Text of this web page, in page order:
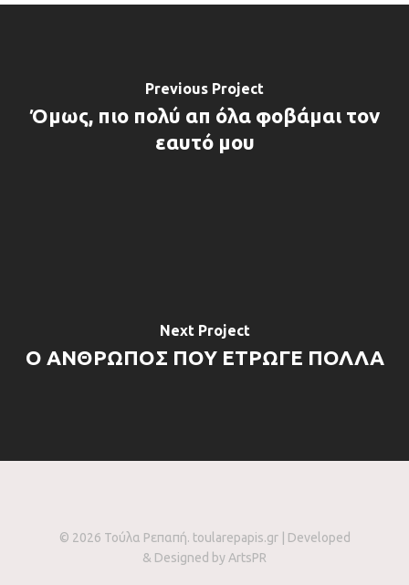
Previous Project
Όμως, πιο πολύ απ όλα φοβάμαι τον
εαυτό μου
Next Project
Ο ΑΝΘΡΩΠΟΣ ΠΟΥ ΕΤΡΩΓΕ ΠΟΛΛΑ
© 2026 Τούλα Ρεπαπή. toularepapis.gr | Developed
& Designed by ArtsPR